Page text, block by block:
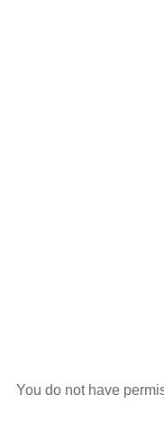
You do not have